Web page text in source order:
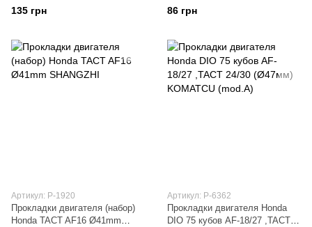
цилиндра) "Mototech" (Тайвань)
135 грн 86 грн
Артикул: P-1920
Прокладки двигателя (набор)
Honda TACT AF16 Ø41mm
Артикул: P-6362
Прокладки двигателя Honda
DIO 75 кубов AF-18/27 ,TACT